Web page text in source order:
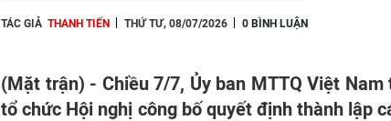
TÁC GIẢ THANH TIẾN THỨ TƯ, 08/07/2026 0 BÌNH LUẬN
(Mặt trận) - Chiều 7/7, Ủy ban MTTQ Việt
tổ chức Hội nghị công bố quyết định thành lập